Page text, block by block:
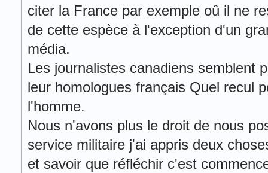
citer la France par exemple oû il ne
de cette espèce à l'exception d'un
média.
Les journalistes canadiens semblent
leur homologues français Quel recul
l'homme.
Nous n'avons plus le droit de nous
service militaire j'ai appris deux
et savoir que réfléchir c'est